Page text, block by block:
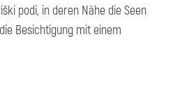
podi, in deren Nähe die Seen
Besichtigung mit einem